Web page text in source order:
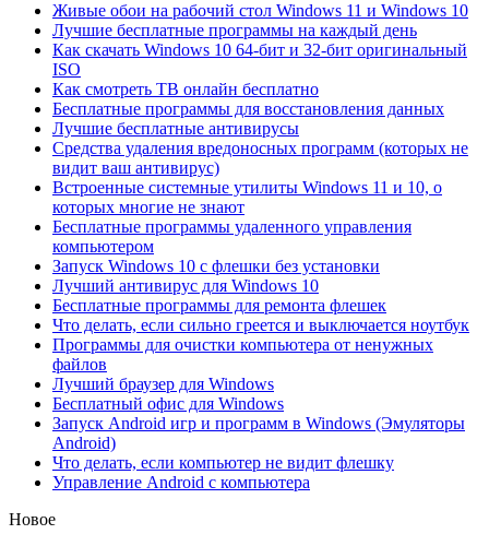
Живые обои на рабочий стол Windows 11 и Windows 10
Лучшие бесплатные программы на каждый день
Как скачать Windows 10 64-бит и 32-бит оригинальный
ISO
Как смотреть ТВ онлайн бесплатно
Бесплатные программы для восстановления данных
Лучшие бесплатные антивирусы
Средства удаления вредоносных программ (которых не
видит ваш антивирус)
Встроенные системные утилиты Windows 11 и 10, о
которых многие не знают
Бесплатные программы удаленного управления
компьютером
Запуск Windows 10 с флешки без установки
Лучший антивирус для Windows 10
Бесплатные программы для ремонта флешек
Что делать, если сильно греется и выключается ноутбук
Программы для очистки компьютера от ненужных
файлов
Лучший браузер для Windows
Бесплатный офис для Windows
Запуск Android игр и программ в Windows (Эмуляторы
Android)
Что делать, если компьютер не видит флешку
Управление Android с компьютера
Новое